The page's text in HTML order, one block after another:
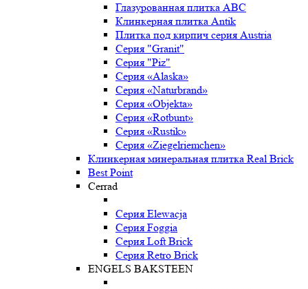
Глазурованная плитка ABC
Клинкерная плитка Antik
Плитка под кирпич серия Austria
Серия "Granit"
Серия "Piz"
Серия «Alaska»
Серия «Naturbrand»
Серия «Objekta»
Серия «Rotbunt»
Серия «Rustik»
Серия «Ziegelriemchen»
Клинкерная минеральная плитка Real Brick
Best Point
Cerrad
Серия Elewacja
Серия Foggia
Серия Loft Brick
Серия Retro Brick
ENGELS BAKSTEEN